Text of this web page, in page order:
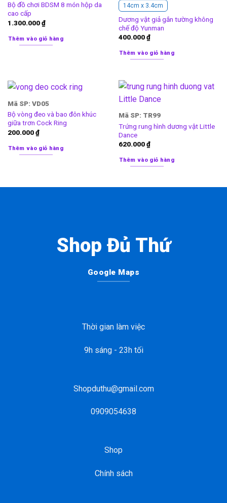
Bộ đồ chơi BDSM 8 món hộp da
cao cấp
1.300.000₫
Thêm vào giỏ hàng
14cm x 3.4cm
Dương vật giả gắn tường không
chế độ Yunman
400.000₫
Thêm vào giỏ hàng
Mã SP: VD05
Bộ vòng đeo và bao đôn khúc
giữa trơn Cock Ring
200.000₫
Thêm vào giỏ hàng
Mã SP: TR99
Trứng rung hình dương vật Little
Dance
620.000₫
Thêm vào giỏ hàng
Shop Đủ Thứ
Google Maps
Thời gian làm việc
9h sáng - 23h tối
Shopduthu@gmail.com
0909054638
Shop
Chính sách